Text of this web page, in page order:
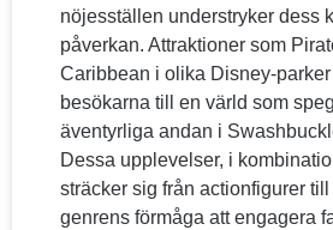
nöjesställen understryker dess
påverkan. Attraktioner som
Caribbean i olika Disney-parker
besökarna till en värld som
äventyrliga andan i
Dessa upplevelser, i
sträcker sig från actionfigurer
genrens förmåga att engagera